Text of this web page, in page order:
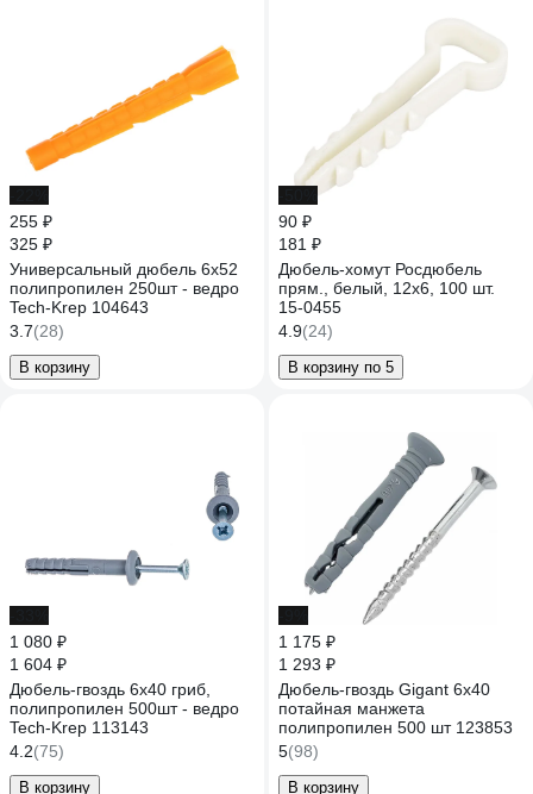
255 ₽
325 ₽
Универсальный дюбель 6х52
полипропилен 250шт - ведро
Tech-Krep 104643
3.7(28)
В корзину
90 ₽
181 ₽
Дюбель-хомут Росдюбель
прям., белый, 12x6, 100 шт.
15-0455
4.9(24)
В корзину по 5
1 080 ₽
1 604 ₽
Дюбель-гвоздь 6х40 гриб,
полипропилен 500шт - ведро
Tech-Krep 113143
4.2(75)
В корзину
1 175 ₽
1 293 ₽
Дюбель-гвоздь Gigant 6x40
потайная манжета
полипропилен 500 шт 123853
5(98)
В корзину